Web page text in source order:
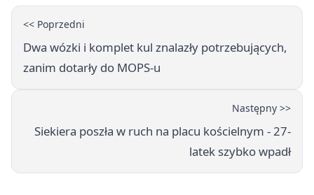
<< Poprzedni
Dwa wózki i komplet kul znalazły potrzebujących,
zanim dotarły do MOPS-u
Następny >>
Siekiera poszła w ruch na placu kościelnym - 27-
latek szybko wpadł